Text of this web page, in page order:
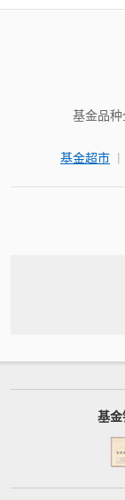
基金品种
基金超市 |
基金